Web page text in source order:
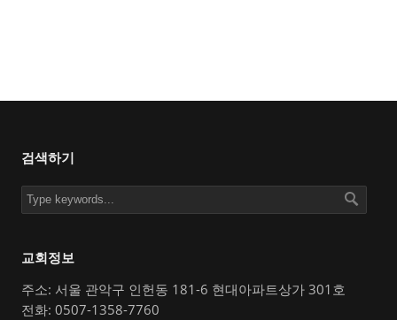
검색하기
교회정보
주소: 서울 관악구 인헌동 181-6 현대아파트상가 301호
전화: 0507-1358-7760